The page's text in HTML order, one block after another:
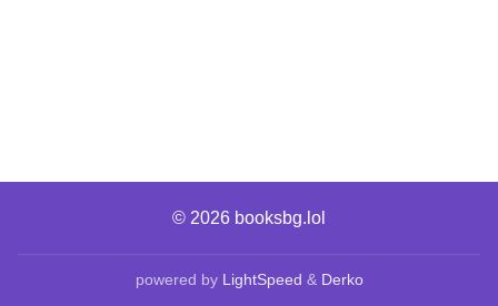
© 2026 booksbg.lol
powered by LightSpeed & Derko